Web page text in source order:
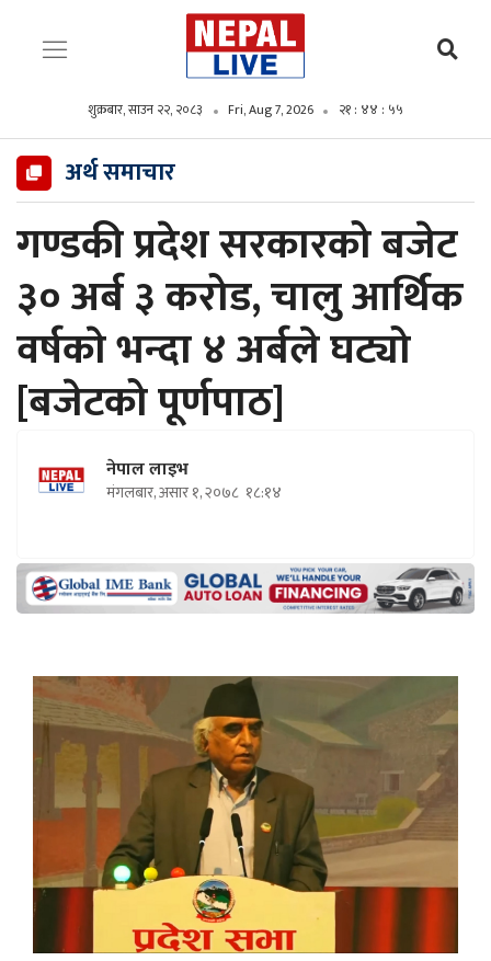
शुक्रबार, साउन २२, २०८३ Fri, Aug 7, 2026 २१ : ४४ : ५६
अर्थ समाचार
गण्डकी प्रदेश सरकारको बजेट
३० अर्ब ३ करोड, चालु आर्थिक
वर्षकाे भन्दा ४ अर्बले घट्यो
[बजेटको पूर्णपाठ]
नेपाल लाइभ
मंगलबार, असार १, २०७८ १८:१४